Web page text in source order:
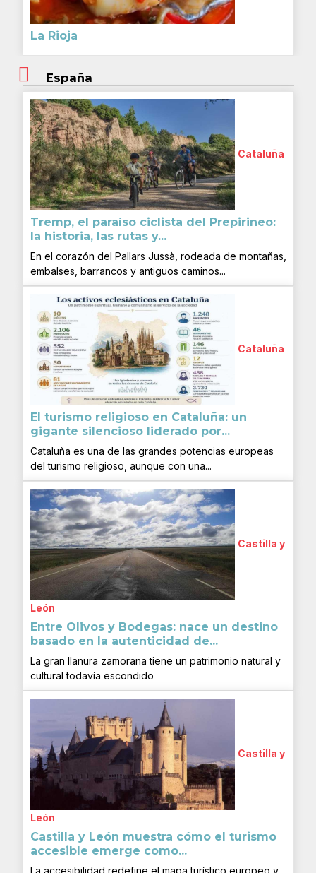
La Rioja
España
Cataluña
Tremp, el paraíso ciclista del Prepirineo:
la historia, las rutas y...
En el corazón del Pallars Jussà, rodeada de montañas,
embalses, barrancos y antiguos caminos...
Cataluña
El turismo religioso en Cataluña: un
gigante silencioso liderado por...
Cataluña es una de las grandes potencias europeas
del turismo religioso, aunque con una...
Castilla y
León
Entre Olivos y Bodegas: nace un destino
basado en la autenticidad de...
La gran llanura zamorana tiene un patrimonio natural y
cultural todavía escondido
Castilla y
León
Castilla y León muestra cómo el turismo
accesible emerge como...